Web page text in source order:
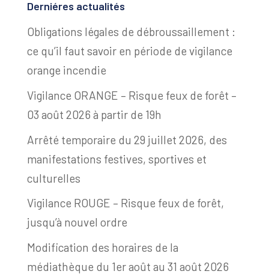
Derniéres actualités
Obligations légales de débroussaillement :
ce qu’il faut savoir en période de vigilance
orange incendie
Vigilance ORANGE – Risque feux de forêt –
03 août 2026 à partir de 19h
Arrêté temporaire du 29 juillet 2026, des
manifestations festives, sportives et
culturelles
Vigilance ROUGE – Risque feux de forêt,
jusqu’à nouvel ordre
Modification des horaires de la
médiathèque du 1er août au 31 août 2026